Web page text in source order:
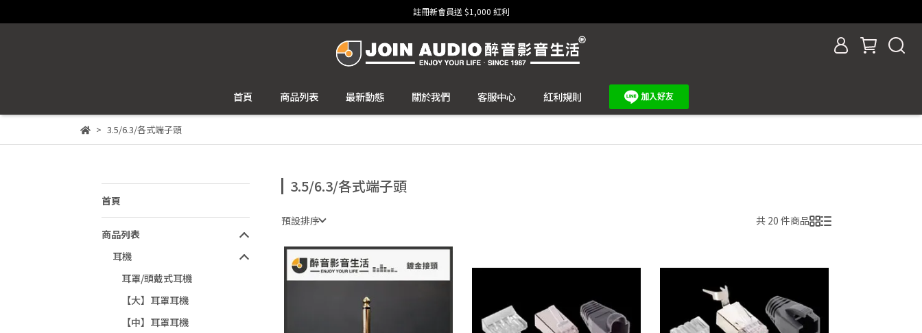
註冊新會員送 $1,000 紅利
首頁 商品列表 最新動態 關於我們 客服中心 紅利規則
3.5/6.3/各式端子頭
首頁
商品列表
耳機
耳罩/頭戴式耳機
【大】耳罩耳機
【中】耳罩耳機
3.5/6.3/各式端子頭
預設排序 共 20 件商品